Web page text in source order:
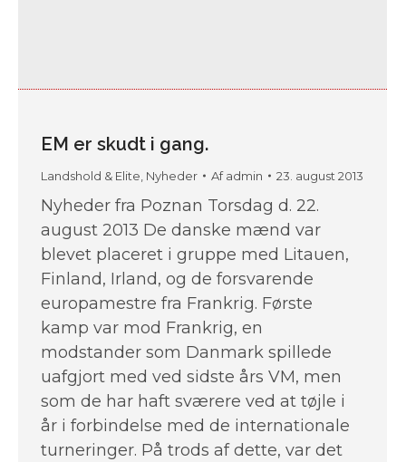
EM er skudt i gang.
Landshold & Elite, Nyheder Afadmin 23. august 2013
Nyheder fra Poznan Torsdag d. 22.
august 2013 De danske mænd var
blevet placeret i gruppe med Litauen,
Finland, Irland, og de forsvarende
europamestre fra Frankrig. Første
kamp var mod Frankrig, en
modstander som Danmark spillede
uafgjort med ved sidste års VM, men
som de har haft sværere ved at tøjle i
år i forbindelse med de internationale
turneringer. På trods af dette, var det